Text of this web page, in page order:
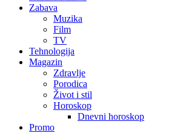
Zabava
Muzika
Film
TV
Tehnologija
Magazin
Zdravlje
Porodica
Život i stil
Horoskop
Dnevni horoskop
Promo